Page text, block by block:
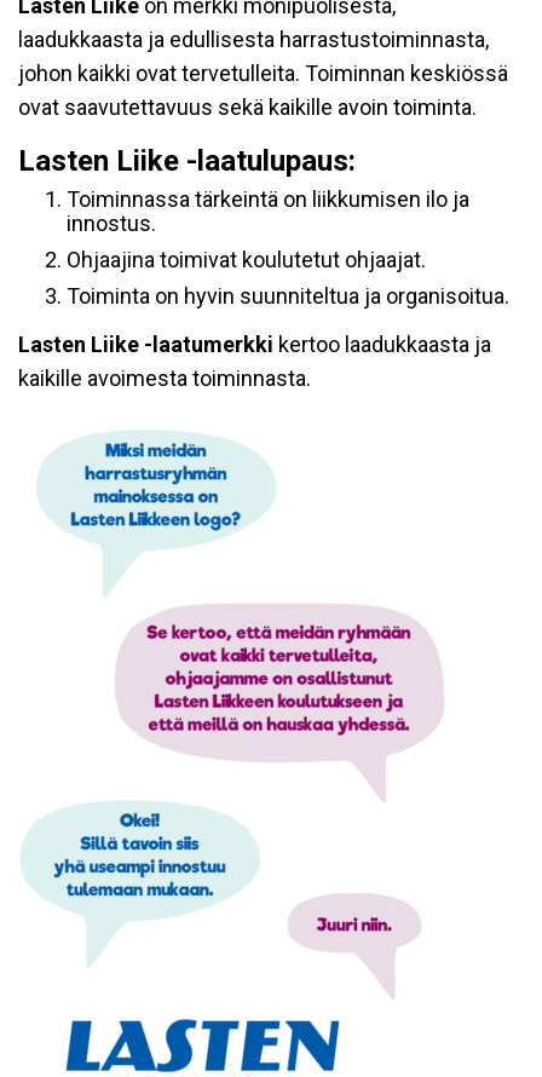
laadukkaasta ja edullisesta harrastustoiminnasta,
johon kaikki ovat tervetulleita. Toiminnan keskiössä
ovat saavutettavuus sekä kaikille avoin toiminta.
Lasten Liike -laatulupaus:
Toiminnassa tärkeintä on liikkumisen ilo ja
innostus.
Ohjaajina toimivat koulutetut ohjaajat.
Toiminta on hyvin suunniteltua ja organisoitua.
Lasten Liike -laatumerkki kertoo laadukkaasta ja
kaikille avoimesta toiminnasta.